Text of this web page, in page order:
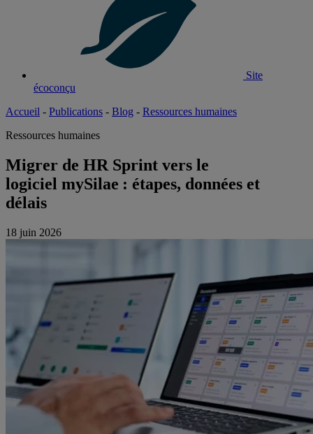
Site
écoconçu
Accueil - Publications - Blog - Ressources humaines
Ressources humaines
Migrer de HR Sprint vers le
logiciel mySilae : étapes, données et
délais
18 juin 2026